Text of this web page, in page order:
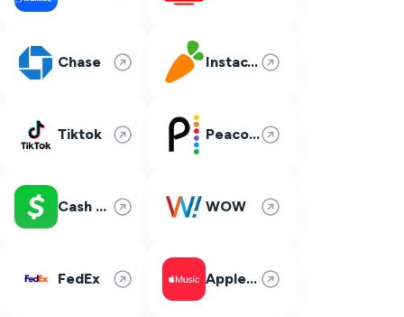
Chase Instacart
Tiktok Peacock
Cash App WOW
FedEx Apple Music